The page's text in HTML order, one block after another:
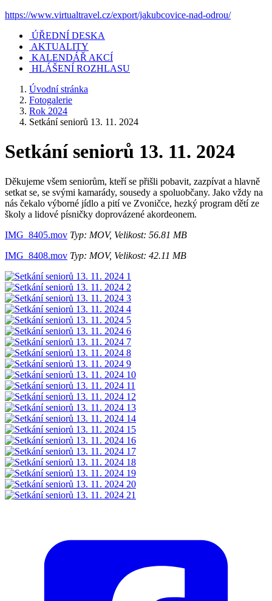
https://www.virtualtravel.cz/export/jakubcovice-nad-odrou/
ÚŘEDNÍ DESKA
AKTUALITY
KALENDÁŘ AKCÍ
HLÁŠENÍ ROZHLASU
Úvodní stránka
Fotogalerie
Rok 2024
Setkání seniorů 13. 11. 2024
Setkání seniorů 13. 11. 2024
Děkujeme všem seniorům, kteří se přišli pobavit, zazpívat a hlavně
setkat se, se svými kamarády, sousedy a spoluobčany. Jako vždy na
nás čekalo výborné jídlo a pití ve Zvoničce, hezký program dětí ze
školy a lidové písničky doprovázené akordeonem.
IMG_8405.mov Typ: MOV, Velikost: 56.81 MB
IMG_8408.mov Typ: MOV, Velikost: 42.11 MB